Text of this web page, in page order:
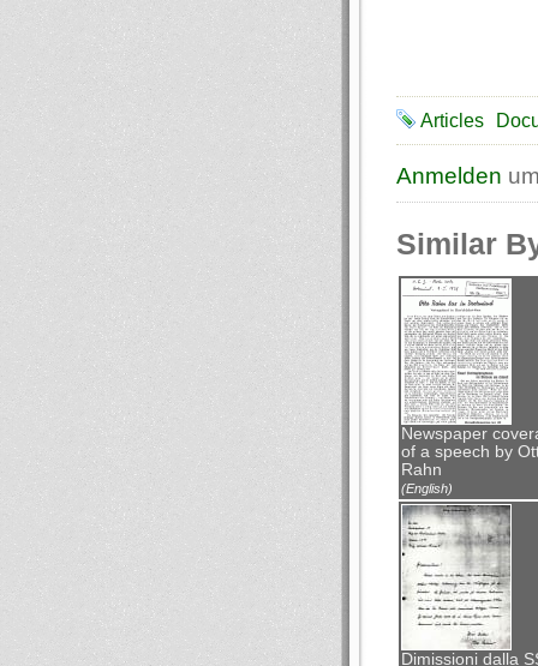
Articles
Anmelden
Similar
Newspaper
of a speech by
Rahn
(English)
Dimissioni dalla